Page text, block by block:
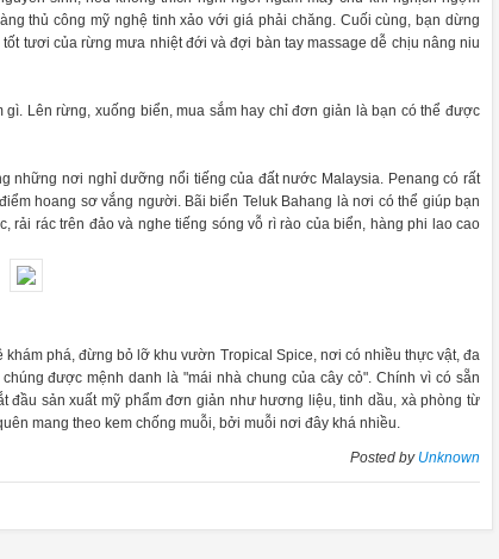
thủ công mỹ nghệ tinh xảo với giá phải chăng. Cuối cùng, bạn dừng
tươi của rừng mưa nhiệt đới và đợi bàn tay massage dễ chịu nâng niu
Lên rừng, xuống biển, mua sắm hay chỉ đơn giản là bạn có thể được
những nơi nghỉ dưỡng nổi tiếng của đất nước Malaysia. Penang có rất
hoang sơ vắng người. Bãi biển Teluk Bahang là nơi có thể giúp bạn
rác trên đảo và nghe tiếng sóng vỗ rì rào của biển, hàng phi lao cao
phá, đừng bỏ lỡ khu vườn Tropical Spice, nơi có nhiều thực vật, đa
được mệnh danh là "mái nhà chung của cây cỏ". Chính vì có sẵn
sản xuất mỹ phẩm đơn giản như hương liệu, tinh dầu, xà phòng từ
mang theo kem chống muỗi, bởi muỗi nơi đây khá nhiều.
Posted by Unknown